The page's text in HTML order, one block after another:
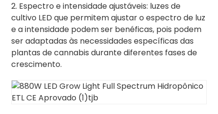
2. Espectro e intensidade ajustáveis: luzes de
cultivo LED que permitem ajustar o espectro de luz
e a intensidade podem ser benéficas, pois podem
ser adaptadas às necessidades específicas das
plantas de cannabis durante diferentes fases de
crescimento.